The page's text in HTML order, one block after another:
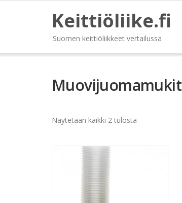
Keittiöliike.fi
Suomen keittiöliikkeet vertailussa
Muovijuomamukit
Näytetään kaikki 2 tulosta